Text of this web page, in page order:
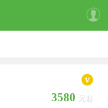
3580 元起